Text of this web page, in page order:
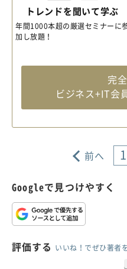
トレンドを聞いて学ぶ
年間1000本超の厳選セミナーに
加し放題！
完
ビジネス+IT会
前へ 1
Googleで見つけやすく
評価する いいね！でぜひ著者